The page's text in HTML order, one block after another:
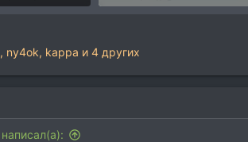
, ny4ok, kappa и 4 других